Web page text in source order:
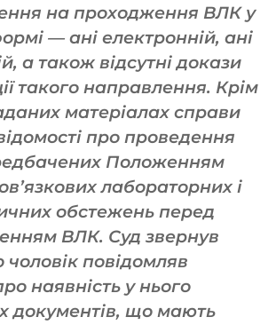
на проходження ВЛК у
— ані електронній, ані
а також відсутні докази
такого направлення. Крім
матеріалах справи
про проведення
Положенням
лабораторних і
обстежень перед
ВЛК. Суд звернув
чоловік повідомляв
наявність у нього
документів, що мають